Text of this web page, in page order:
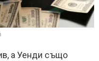
а Уенди също